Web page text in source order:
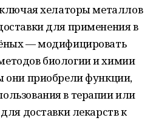
хелаторы металлов
для применения в
— модифицировать
биологии и химии
они приобрели функции,
в терапии или
доставки лекарств к